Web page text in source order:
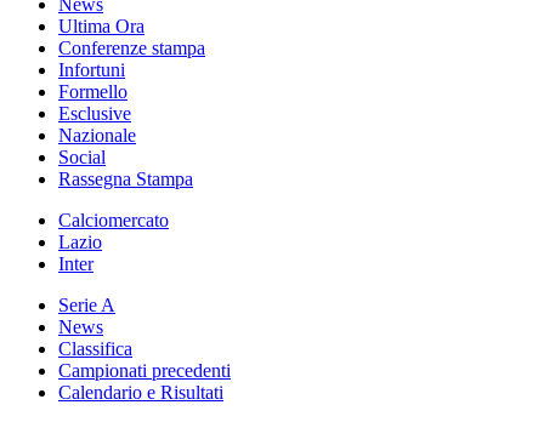
News
Ultima Ora
Conferenze stampa
Infortuni
Formello
Esclusive
Nazionale
Social
Rassegna Stampa
Calciomercato
Lazio
Inter
Serie A
News
Classifica
Campionati precedenti
Calendario e Risultati